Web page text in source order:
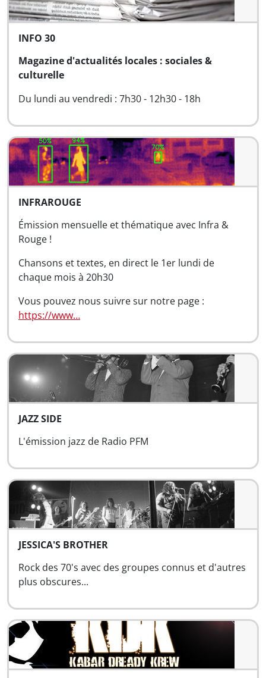
INFO 30
Magazine d'actualités locales : sociales &
culturelle
Du lundi au vendredi : 7h30 - 12h30 - 18h
INFRAROUGE
Émission mensuelle et thématique avec Infra &
Rouge !
Chansons et textes, en direct le 1er lundi de
chaque mois à 20h30
Vous pouvez nous suivre sur notre page :
https://www…
JAZZ SIDE
L'émission jazz de Radio PFM
JESSICA'S BROTHER
Rock des 70's avec des groupes connus et d'autres
plus obscures...